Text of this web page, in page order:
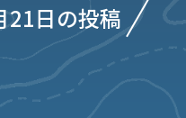
21日の投稿